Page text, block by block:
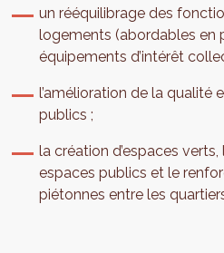
un rééquilibrage des
logements (abordables en
équipements d’intérêt
l’amélioration de la qualité
publics ;
la création d’espaces
espaces publics et le
piétonnes entre les